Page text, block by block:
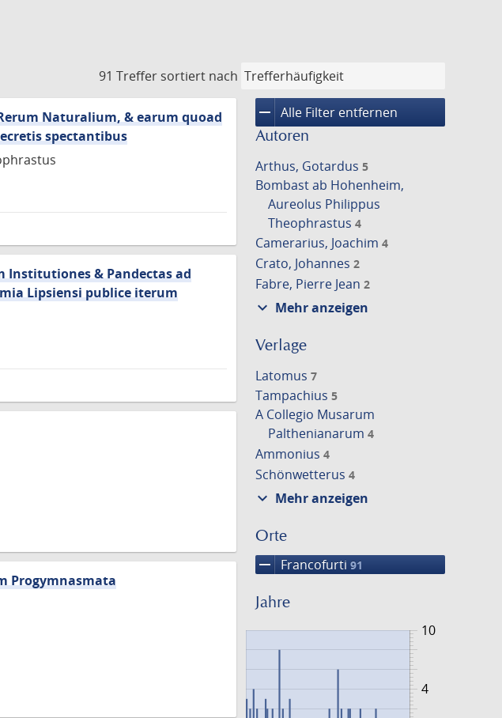
91 Treffer sortiert nach
remove Alle Filter entfernen
Autoren
Arthus, Gotardus 5
Bombast ab Hohenheim,
Aureolus Philippus
Theophrastus 4
Camerarius, Joachim 4
Crato, Johannes 2
Fabre, Pierre Jean 2
expand_more Mehr anzeigen
Verlage
Latomus 7
Tampachius 5
A Collegio Musarum
Palthenianarum 4
Ammonius 4
Schönwetterus 4
expand_more Mehr anzeigen
Orte
remove Francofurti 91
Jahre
4
10
Naturalium, & earum quoad
spectantibus
Institutiones & Pandectas ad
Lipsiensi publice iterum
Progymnasmata